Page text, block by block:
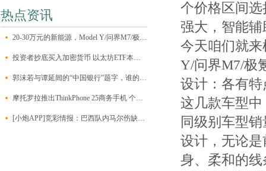
热点资讯
20-30万元的新能源，Model Y/问界M7/极氪001/昊铂HT该怎么选？
投资者抄底买入加密货币 以太坊ETF本周净流入约1.2亿美元
郭沫若与谭延闿的“中国银行”题字，谁的字更能打动人心？
摩托罗拉推出ThinkPhone 25商务手机 个人也可以买到
[小炮APP]竞彩情报：巴西队内马尔伤缺无缘比赛
个价格区间
强大，智能
今天咱们就
Y/问界M7/极
设计：各有
这几款车型
同级别车型
设计，无论
身、柔和的